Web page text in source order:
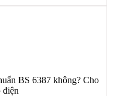
BS 6387 không? Cho
điện